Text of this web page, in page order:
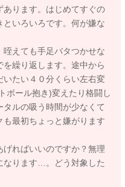
ります。はじめてすぐの
いろいろです。何が嫌な
えても手足バタつかせな
繰り返します。途中から
たい４０分くらい左右変
ボール抱き)変えたり格闘し
ルの吸う時間が少なくて
最初ちょっと嫌がります
ればいいのですか？無理
なります…。どう対象した